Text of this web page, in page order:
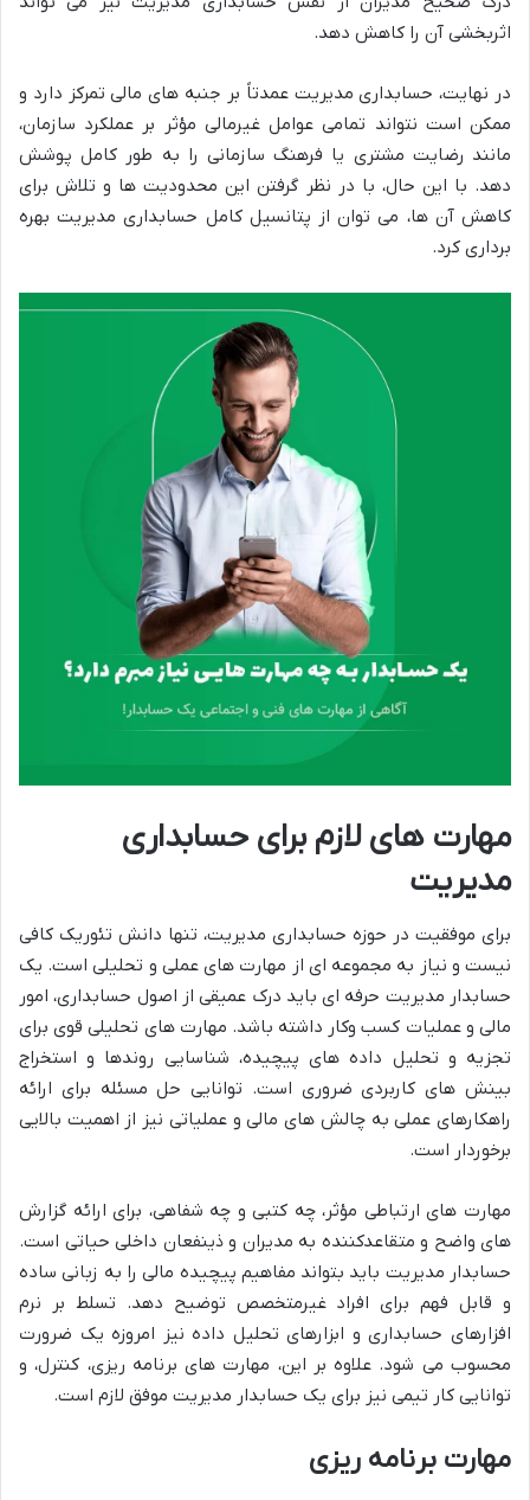
اثربخشی آن را کاهش دهد.
در نهایت، حسابداری مدیریت عمدتاً بر جنبه های مالی تمرکز دارد و
ممکن است نتواند تمامی عوامل غیرمالی مؤثر بر عملکرد سازمان،
مانند رضایت مشتری یا فرهنگ سازمانی را به طور کامل پوشش
دهد. با این حال، با در نظر گرفتن این محدودیت ها و تلاش برای
کاهش آن ها، می توان از پتانسیل کامل حسابداری مدیریت بهره
برداری کرد.
مهارت های لازم برای حسابداری
مدیریت
برای موفقیت در حوزه حسابداری مدیریت، تنها دانش تئوریک کافی
نیست و نیاز به مجموعه ای از مهارت های عملی و تحلیلی است. یک
حسابدار مدیریت حرفه ای باید درک عمیقی از اصول حسابداری، امور
مالی و عملیات کسب وکار داشته باشد. مهارت های تحلیلی قوی برای
تجزیه و تحلیل داده های پیچیده، شناسایی روندها و استخراج
بینش های کاربردی ضروری است. توانایی حل مسئله برای ارائه
راهکارهای عملی به چالش های مالی و عملیاتی نیز از اهمیت بالایی
برخوردار است.
مهارت های ارتباطی مؤثر، چه کتبی و چه شفاهی، برای ارائه گزارش
های واضح و متقاعدکننده به مدیران و ذینفعان داخلی حیاتی است.
حسابدار مدیریت باید بتواند مفاهیم پیچیده مالی را به زبانی ساده
و قابل فهم برای افراد غیرمتخصص توضیح دهد. تسلط بر نرم
افزارهای حسابداری و ابزارهای تحلیل داده نیز امروزه یک ضرورت
محسوب می شود. علاوه بر این، مهارت های برنامه ریزی، کنترل، و
توانایی کار تیمی نیز برای یک حسابدار مدیریت موفق لازم است.
مهارت برنامه ریزی